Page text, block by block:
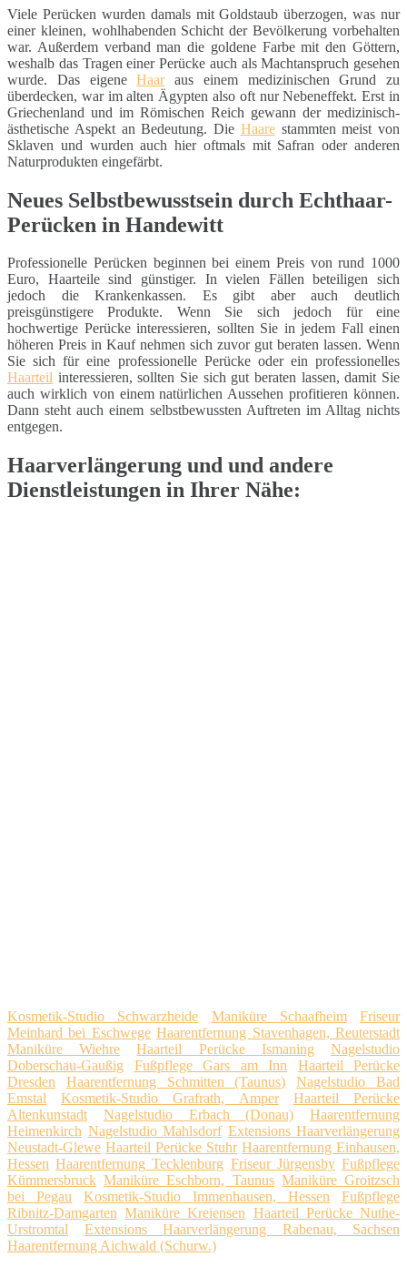
Viele Perücken wurden damals mit Goldstaub überzogen, was nur
einer kleinen, wohlhabenden Schicht der Bevölkerung vorbehalten
war. Außerdem verband man die goldene Farbe mit den Göttern,
weshalb das Tragen einer Perücke auch als Machtanspruch gesehen
wurde. Das eigeneHaaraus einem medizinischen Grund zu
überdecken, war im alten Ägypten also oft nur Nebeneffekt. Erst in
Griechenland und im Römischen Reich gewann der medizinisch-
ästhetische Aspekt an Bedeutung. Die Haarestammten meist von
Sklaven und wurden auch hier oftmals mit Safran oder anderen
Naturprodukten eingefärbt.
Neues Selbstbewusstsein durch Echthaar-
Perücken in Handewitt
Professionelle Perücken beginnen bei einem Preis von rund 1000
Euro, Haarteile sind günstiger. In vielen Fällen beteiligen sich
jedoch die Krankenkassen. Es gibt aber auch deutlich
preisgünstigere Produkte. Wenn Sie sich jedoch für eine
hochwertige Perücke interessieren, sollten Sie in jedem Fall einen
höheren Preis in Kauf nehmen sich zuvor gut beraten lassen. Wenn
Sie sich für eine professionelle Perücke oder ein professionelles
Haarteil interessieren, sollten Sie sich gut beraten lassen, damit Sie
auch wirklich von einem natürlichen Aussehen profitieren können.
Dann steht auch einem selbstbewussten Auftreten im Alltag nichts
entgegen.
Haarverlängerung und und andere
Dienstleistungen in Ihrer Nähe:
Kosmetik-Studio Schwarzheide Maniküre Schaafheim
Friseur
Meinhard bei Eschwege Haarentfernung Stavenhagen, Reuterstadt
Maniküre Wiehre
Haarteil Perücke Ismaning
Nagelstudio
Doberschau-Gaußig
Fußpflege Gars am Inn
Haarteil Perücke
Dresden
Haarentfernung Schmitten (Taunus)
Nagelstudio Bad
Emstal
Kosmetik-Studio Grafrath, Amper
Haarteil Perücke
Altenkunstadt
Nagelstudio Erbach (Donau)
Haarentfernung
Heimenkirch Nagelstudio Mahlsdorf Extensions Haarverlängerung
Neustadt-Glewe Haarteil Perücke Stuhr Haarentfernung Einhausen,
Hessen Haarentfernung Tecklenburg Friseur Jürgensby Fußpflege
Kümmersbruck Maniküre Eschborn, Taunus Maniküre Groitzsch
bei Pegau
Kosmetik-Studio Immenhausen, Hessen
Fußpflege
Ribnitz-Damgarten Maniküre Kreiensen Haarteil Perücke Nuthe-
Urstromtal
Extensions Haarverlängerung Rabenau, Sachsen
Haarentfernung Aichwald (Schurw.)